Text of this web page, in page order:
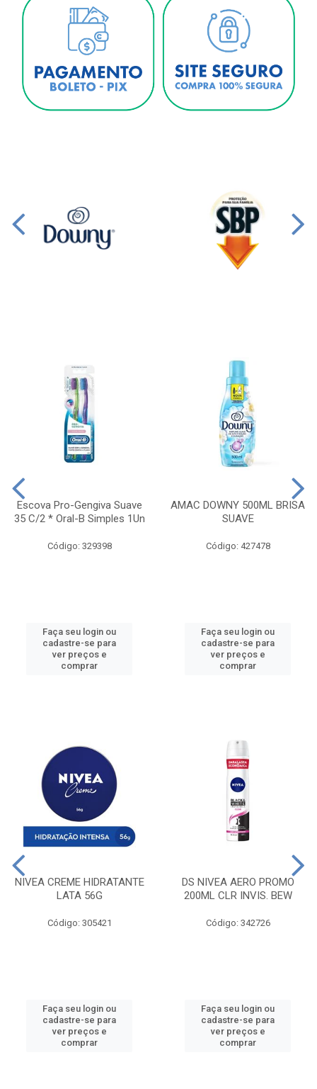
Escova Pro-Gengiva Suave
35 C/2 * Oral-B Simples 1Un
Código: 329398
Faça seu login ou
cadastre-se para
ver preços e
comprar
AMAC DOWNY 500ML BRISA
SUAVE
Código: 427478
Faça seu login ou
cadastre-se para
ver preços e
comprar
NIVEA CREME HIDRATANTE
LATA 56G
Código: 305421
Faça seu login ou
cadastre-se para
ver preços e
comprar
DS NIVEA AERO PROMO
200ML CLR INVIS. BEW
Código: 342726
Faça seu login ou
cadastre-se para
ver preços e
comprar